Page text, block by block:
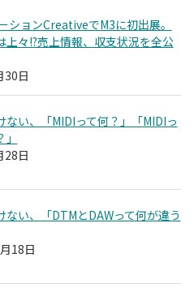
ションCreativeでM3に初出展。
上々!?売上情報、収支状況を全公
30日
ない、「MIDIって何？」「MIDIっ
28日
ない、「DTMとDAWって何が違う
18日